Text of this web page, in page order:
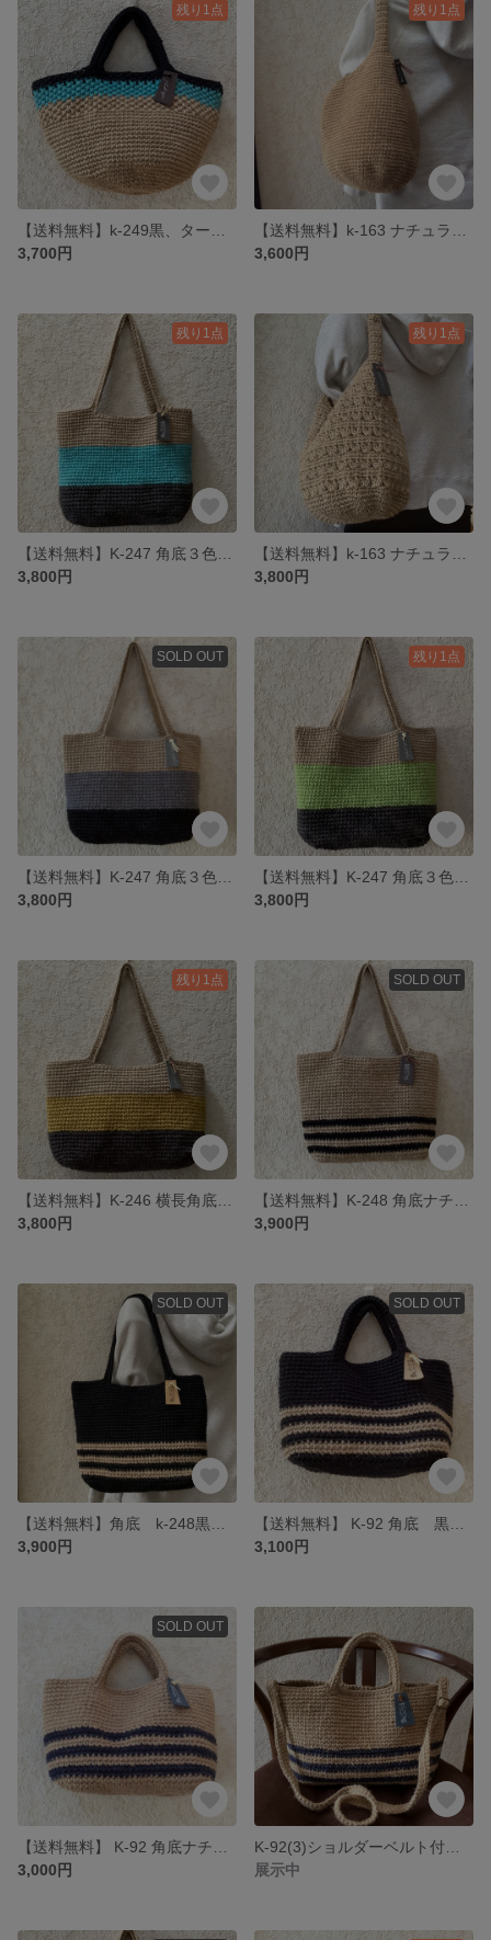
残り1点
3,700円
残り1点
3,600円
残り1点
3,800円
残り1点
3,800円
SOLD OUT
3,800円
残り1点
3,800円
残り1点
3,800円
SOLD OUT
3,900円
SOLD OUT
3,900円
SOLD OUT
3,100円
SOLD OUT
3,000円
展示中